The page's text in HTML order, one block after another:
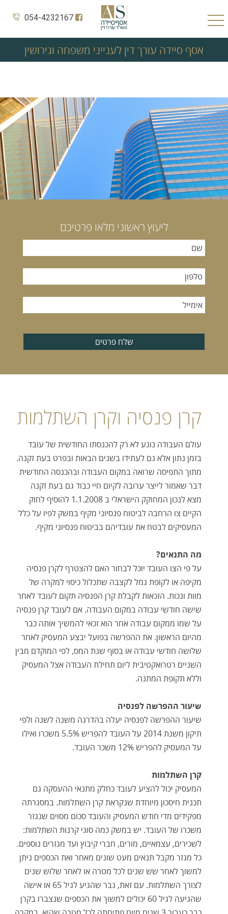
054-4232167
אסף סיידה עורך דין לענייני משפחה וגירושין
ליעוץ ראשוני מלאו פרטיכם
שלח פרטים
קרן פנסיה וקרן השתלמות
עולם העבודה נוגע לא רק להכנסתו החודשית של עובד
בזמן נתון אלא גם לעתידו בשנים הבאות ובפרט בעת זקנה.
מתוך התפיסה שרואה במקום העבודה ובהכנסה החודשית
דבר שאמור לייצר ערובה לקיום חיי כבוד גם בעת זקנה
מצא לנכון המחוקק הישראלי ב 1.1.2008 להוסיף לחוק
הקיים צו הרחבה לביטוח פנסיוני מקיף במשק לפיו על כלל
המעסיקים לבטח את עובדיהם בביטוח פנסיוני מקיף.
מה התנאים?
על פי הצו העובד יוכל לבחור האם להצטרף לקרן פנסיה
מקיפה או לקופת גמל לקצבה שתכלול כיסוי למקרה של
מוות ונכות. הזכאות לקבלת קרן הפנסיה תקום לעובד לאחר
שישה חודשי עבודה במקום העבודה. אם לעובד קרן פנסיה
על שמו ממקום עבודה אחר הוא זכאי להמשיך אותה כבר
מהיום הראשון. את ההפרשה בפועל יבצע המעסיק לאחר
שלושה חודשי עבודה או בסוף שנת המס, לפי המוקדם מבין
השניים רטרואקטיבית ליום תחילת העבודה אצל המעסיק
וללא תקופת המתנה.
שיעור ההפרשה לפנסיה
שיעור ההפרשה לפנסיה יעלה בהדרגה משנה לשנה ולפי
תיקון משנת 2014 על העובד להפריש 5.5% משכרו ואילו
על המעסיק להפריש 12% משכר העובד.
קרן השתלמות
המעסיק יכול להציע לעובד כחלק מתנאי ההעסקה גם
תכנית חיסכון מיוחדת שנקראת קרן השתלמות. במסגרתה
מפקידים מדי חודש המעסיק והעובד סכום מסוים שנגזר
משכרו של העובד. יש במשק כמה סוגי קרנות השתלמות:
לשכירים, עצמאיים, מורים, חברי קיבוץ ועד מגזרים נוספים.
כל מגזר מקבל תנאים מעט שונים מאחר ואת הכספים ניתן
למשוך לאחר שש שנים לכל מטרה או לאחר שלוש שנים
לצורך השתלמות. עם זאת, גבר שהגיע לגיל 65 או אישה
שהגיעה לגיל 60 יכולים למשוך את הכספים שנצברו בקרן